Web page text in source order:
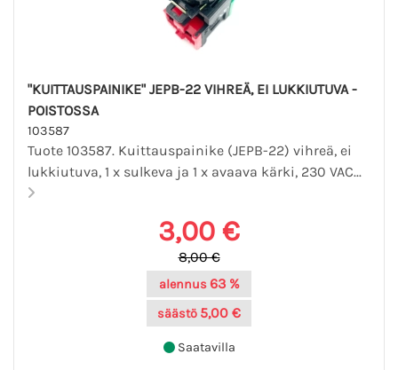
"KUITTAUSPAINIKE" JEPB-22 VIHREÄ, EI LUKKIUTUVA -
POISTOSSA
103587
Tuote 103587. Kuittauspainike (JEPB-22) vihreä, ei
lukkiutuva, 1 x sulkeva ja 1 x avaava kärki, 230 VAC...
3,00 €
8,00 €
alennus 63 %
säästö 5,00 €
Saatavilla